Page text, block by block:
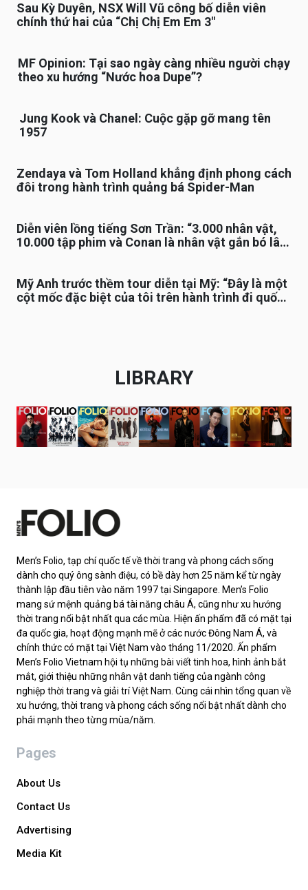
Sau Kỳ Duyên, NSX Will Vũ công bố diễn viên
chính thứ hai của “Chị Chị Em Em 3″
MF Opinion: Tại sao ngày càng nhiều người chạy
theo xu hướng “Nước hoa Dupe”?
Jung Kook và Chanel: Cuộc gặp gỡ mang tên
1957
Zendaya và Tom Holland khẳng định phong cách
đôi trong hành trình quảng bá Spider-Man
Diễn viên lồng tiếng Sơn Trần: “3.000 nhân vật,
10.000 tập phim và Conan là nhân vật gắn bó lâu
Mỹ Anh trước thềm tour diễn tại Mỹ: “Đây là một
cột mốc đặc biệt của tôi trên hành trình đi quốc
LIBRARY
Men’s Folio, tạp chí quốc tế về thời trang và phong cách sống
dành cho quý ông sành điệu, có bề dày hơn 25 năm kể từ ngày
thành lập đầu tiên vào năm 1997 tại Singapore. Men’s Folio
mang sứ mệnh quảng bá tài năng châu Á, cũng như xu hướng
thời trang nổi bật nhất qua các mùa. Hiện ấn phẩm đã có mặt tại
đa quốc gia, hoạt động mạnh mẽ ở các nước Đông Nam Á, và
chính thức có mặt tại Việt Nam vào tháng 11/2020. Ấn phẩm
Men’s Folio Vietnam hội tụ những bài viết tinh hoa, hình ảnh bắt
mắt, giới thiệu những nhân vật danh tiếng của ngành công
nghiệp thời trang và giải trí Việt Nam. Cùng cái nhìn tổng quan về
xu hướng, thời trang và phong cách sống nổi bật nhất dành cho
phái mạnh theo từng mùa/năm.
Pages
About Us
Contact Us
Advertising
Media Kit